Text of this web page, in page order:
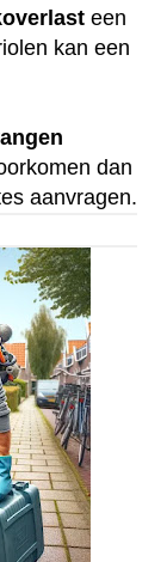
een
kan een
dan
aanvragen.